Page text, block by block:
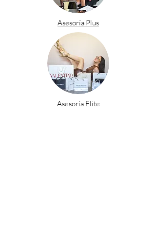
Asesoría Plus
Asesoría Elite